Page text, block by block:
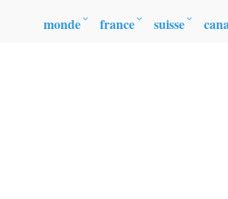
monde france suisse